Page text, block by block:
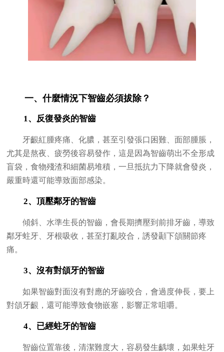
一、什麼情況下智齒必須拔除？
1、反復發炎的智齒
牙齦紅腫疼痛、化膿，甚至引發張口困難、面部腫脹，
尤其是熬夜、疲勞後容易發作，這是因為智齒萌出不全形成
盲袋，食物殘渣和細菌易堆積，一旦抵抗力下降就會發炎，
嚴重時還可能導致面部感染。
2、頂壓鄰牙的智齒
傾斜、水準生長的智齒，會長期擠壓到前排牙齒，導致
鄰牙蛀牙、牙根吸收，甚至打亂咬合，誘發顳下頜關節疼
痛。
3、沒有對頜牙的智齒
如果智齒對面沒有對應的牙齒咬合，會過度伸長，要上
對頜牙齦，還可能導致食物嵌塞，影響正常咀嚼。
4、已經蛀牙的智齒
智齒位置靠後，清潔難度大，容易發生齲壞，如果蛀牙